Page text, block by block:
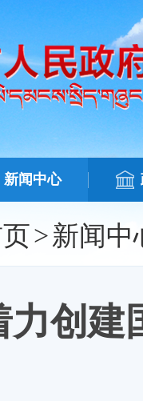
新闻中心
>新闻中
创建